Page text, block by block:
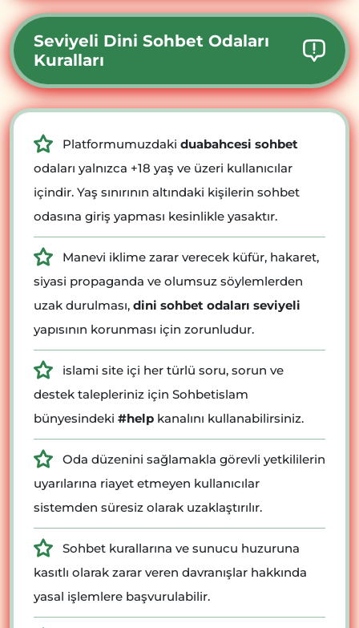
Seviyeli Dini Sohbet Odaları
Kuralları
Platformumuzdaki duabahcesi sohbet
odaları yalnızca +18 yaş ve üzeri kullanıcılar
içindir. Yaş sınırının altındaki kişilerin sohbet
odasına giriş yapması kesinlikle yasaktır.
Manevi iklime zarar verecek küfür, hakaret,
siyasi propaganda ve olumsuz söylemlerden
uzak durulması, dini sohbet odaları seviyeli
yapısının korunması için zorunludur.
islami site içi her türlü soru, sorun ve
destek talepleriniz için Sohbetislam
bünyesindeki #help kanalını kullanabilirsiniz.
Oda düzenini sağlamakla görevli yetkililerin
uyarılarına riayet etmeyen kullanıcılar
sistemden süresiz olarak uzaklaştırılır.
Sohbet kurallarına ve sunucu huzuruna
kasıtlı olarak zarar veren davranışlar hakkında
yasal işlemlere başvurulabilir.